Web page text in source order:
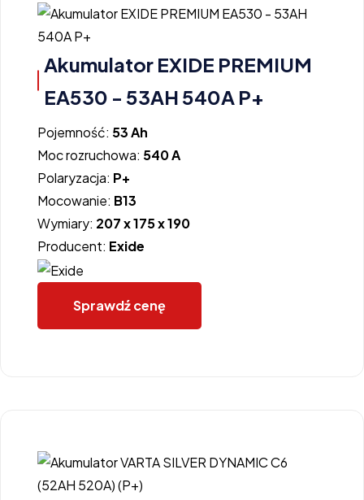
Akumulator EXIDE PREMIUM
EA530 - 53AH 540A P+
Pojemność: 53 Ah
Moc rozruchowa: 540 A
Polaryzacja: P+
Mocowanie: B13
Wymiary: 207 x 175 x 190
Producent: Exide
Sprawdź cenę